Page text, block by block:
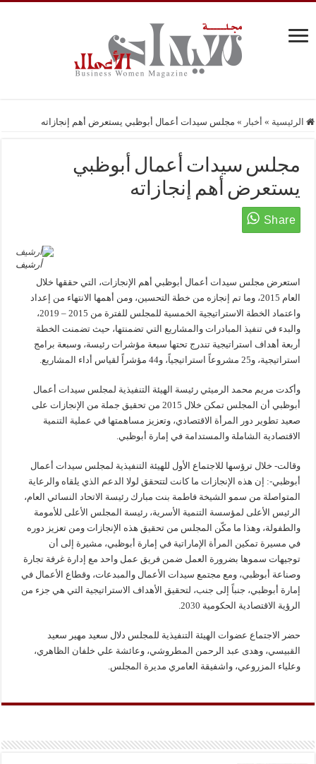
الرئيسية » أخبار » مجلس سيدات أعمال أبوظبي يستعرض أهم إنجازاته
مجلس سيدات أعمال أبوظبي
يستعرض أهم إنجازاته
أرشيف
استعرض مجلس سيدات أعمال أبوظبي أهم الإنجازات، التي حققها خلال
العام 2015، وما تم إنجازه من خطة التحسين، ومن أهمها الانتهاء من إعداد
واعتماد الخطة الاستراتيجية الخمسية للمجلس للفترة من 2015 – 2019،
والبدء في تنفيذ المبادرات والمشاريع التي تضمنتها، حيث تضمنت الخطة
أربعة أهداف استراتيجية تندرج تحتها سبعة مؤشرات رئيسة، وسبعة برامج
استراتيجية، و25 مشروعاً استراتيجياً، و44 مؤشراً لقياس أداء المشاريع.
وأكدت مريم محمد الرميثي رئيسة الهيئة التنفيذية لمجلس سيدات أعمال
أبوظبي أن المجلس تمكن خلال 2015 من تحقيق جملة من الإنجازات على
صعيد تطوير دور المرأة الاقتصادي، وتعزيز مساهمتها في عملية التنمية
الاقتصادية الشاملة والمستدامة في إمارة أبوظبي.
وقالت- خلال ترؤسها للاجتماع الأول للهيئة التنفيذية لمجلس سيدات أعمال
أبوظبي-: إن هذه الإنجازات ما كانت لتتحقق لولا الدعم الذي يلقاه والرعاية
المتواصلة من سمو الشيخة فاطمة بنت مبارك رئيسة الاتحاد النسائي العام،
الرئيس الأعلى لمؤسسة التنمية الأسرية، رئيسة المجلس الأعلى للأمومة
والطفولة، وهذا ما مكّن المجلس من تحقيق هذه الإنجازات ومن تعزيز دوره
في مسيرة تمكين المرأة الإماراتية في إمارة أبوظبي، مشيرة إلى أن
توجيهات سموها بضرورة العمل ضمن فريق عمل واحد مع إدارة غرفة تجارة
وصناعة أبوظبي، ومع مجتمع سيدات الأعمال والمبدعات، وقطاع الأعمال في
إمارة أبوظبي، جنباً إلى جنب، لتحقيق الأهداف الاستراتيجية التي هي جزء من
الرؤية الاقتصادية الحكومية 2030.
حضر الاجتماع عضوات الهيئة التنفيذية للمجلس دلال سعيد مهير سعيد
القبيسي، وهدى عبد الرحمن المطروشي، وعائشة علي خلفان الظاهري،
وعلياء المزروعي، واشفيقة العامري مديرة المجلس.